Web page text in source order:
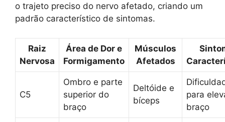
o trajeto preciso do nervo afetado, criando um
padrão característico de sintomas.
Raiz
Nervosa
Área de Dor e
Formigamento
Músculos
Afetados
C5
Ombro e parte
superior do
braço
Deltóide e
bíceps
para
braço